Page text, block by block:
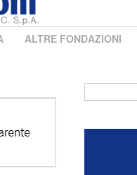
ALTRE FONDAZIONI